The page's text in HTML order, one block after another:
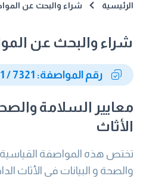
الرئيسية شراء والبحث عن
شراء والبحث عن
رقم المواصفة: 7321 / 2011
معايير السلامة والصحة
الأثاث
تختص هذه المواصفة القياسية
والصحة و البيانات فى الأثاث